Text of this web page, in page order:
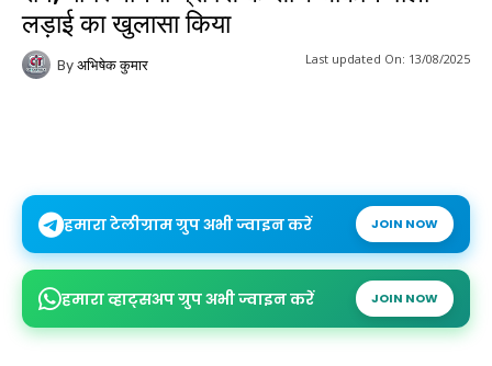
लड़ाई का खुलासा किया
By अभिषेक कुमार Last updated On: 13/08/2025
हमारा टेलीग्राम ग्रुप अभी ज्वाइन करें JOIN NOW
हमारा व्हाट्सअप ग्रुप अभी ज्वाइन करें JOIN NOW